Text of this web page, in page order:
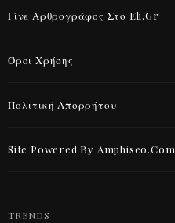
Γίνε Αρθρογράφος Στο Eli.gr
Όροι Χρήσης
Πολιτική Απορρήτου
Site Powered By Amphiseo.com
TRENDS